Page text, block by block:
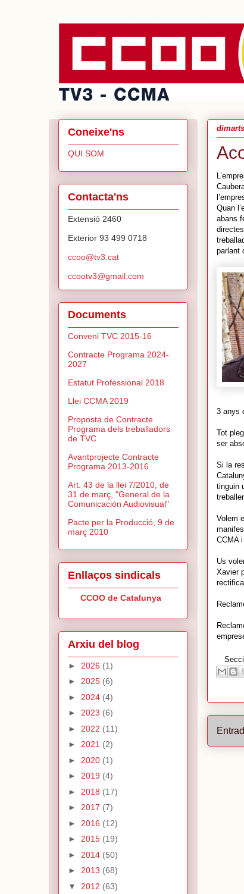
Quan
abans
parlant
3 anys
Tot
ser
Si la
tinguin
Volem
CCMA
Us
Xavier
Coneixe'ns
QUI SOM
Contacta'ns
Extensió 2460
Exterior 93 499 0718
ccoo@tv3.cat
ccootv3@gmail.com
Documents
Conveni TVC 2015-16
Contracte Programa 2024-
2027
Estatut Professional 2018
Llei CCMA 2019
Proposta de Contracte
Programa dels treballadors
de TVC
Avantprojecte Contracte
Programa 2013-2016
Art. 43 de la llei 7/2010, de
31 de març, "General de la
Comunicación Audiovisual"
Pacte per la Producció, 9 de
març 2010
Enllaços sindicals
CCOO de Catalunya
Arxiu del blog
► 2026 (1)
► 2025 (6)
► 2024 (4)
► 2023 (6)
► 2022 (11)
► 2021 (2)
► 2020 (1)
► 2019 (4)
► 2018 (17)
► 2017 (7)
► 2016 (12)
► 2015 (19)
► 2014 (50)
► 2013 (68)
▼ 2012 (63)